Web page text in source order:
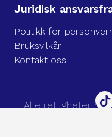
Juridisk
Politikk for
Bruksvilkår
Kontakt oss
Alle rettigheter